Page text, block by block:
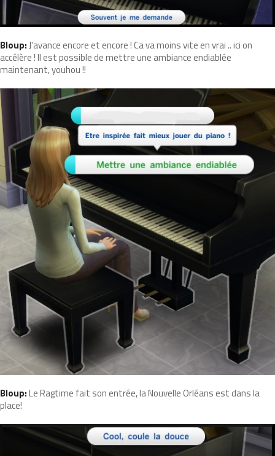
Bloup:J'avance encore et encore ! Ca va moins vite en vrai .. ici on
accélère ! Il est possible de mettre une ambiance endiablée
maintenant, youhou !!
Bloup:Le Ragtime fait son entrée, la Nouvelle Orléans est dans la
place!